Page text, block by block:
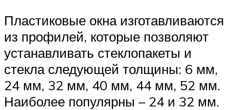
Пластиковые окна изготавливаются
из профилей, которые позволяют
устанавливать стеклопакеты и
стекла следующей толщины: 6 мм,
24 мм, 32 мм, 40 мм, 44 мм, 52 мм.
Наиболее популярны – 24 и 32 мм.